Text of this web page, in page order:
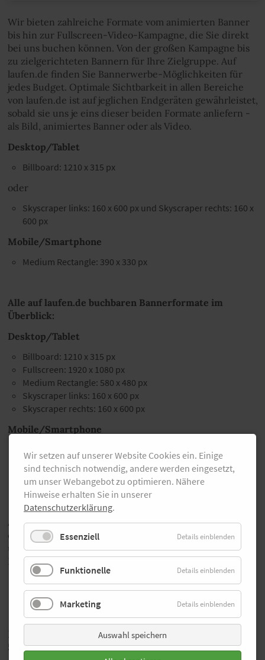
Wir bieten zahlreiche Formate vom animierten Banner
bis hin zur Fullscreen-Video-Kampagne, die Sie direkt
bei uns buchen können. Von der großen Kampagne bis
zu zielgerichteten Bannern für Ihre Zielgruppe. Auf
laufen.de finden Sie Bannerwerbe-Möglichkeiten für
jedes Budget. Optimale Sichtbarkeit in allen Bereiche
von laufen.de ist auf jeglichen Endgeräten gewährleistet,
sobald sie uns je eins dieser beiden Formate anliefern -
als Bild, animiertes Banner oder als Video.
Desktop/Tablet
Billboard: 1210 x 315 px
oder
Skyscraper links: 160 x 600 px und Skyscraper rechts: 160 x
600 px
Mobile/Smartphone
Medium Rectangle: 390 x 330 px
Alle auf laufen.de buchbaren Bannerformate im
Überblick:
Desktop/Tablet
Billboard: 1210 x 315 px
Fullscreen: 1920 x 1080 px
Medium Rectangle: 580 x 480 px
Skyscraper links: 160 x 600 px
Skyscraper rechts: 160 x 600 px
Mobile/Smartphone
Fullscreen: 250 x 250 px
Half Page Ad: 300 x 600 px
Medium Rectangle: 390 x 330 px
Parascroll: 375 x 670 px
Sticky Footer: 320 x 50 px
Alle Formate können mit Bildern, animierten Bannern
oder Videos bespielt werden. Nehmen Sie Kontakt zu
uns auf und wir stimmen ab, wie wir Ihre
Bannerkampagne auf laufen.de im Detail ausspielen.
Bei Fragen oder Wünschen: Norbert Hensen | 0170-76 72
589 |norbert.hensen@laufen.de
Wir setzen auf unserer Website Cookies ein. Einige
sind technisch notwendig, andere werden eingesetzt,
um unser Webangebot zu optimieren. Nähere
Hinweise erhalten Sie in unserer
Datenschutzerklärung.
Essenziell Details einblenden
Funktionelle Details einblenden
Marketing Details einblenden
Auswahl speichern